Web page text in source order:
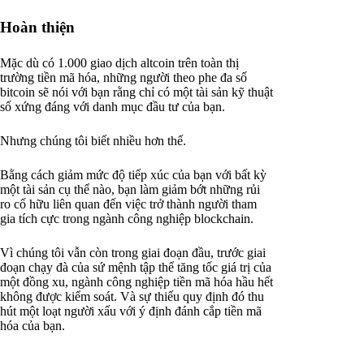
Hoàn thiện
Mặc dù có 1.000 giao dịch altcoin trên toàn thị
trường tiền mã hóa, những người theo phe đa số
bitcoin sẽ nói với bạn rằng chỉ có một tài sản kỹ thuật
số xứng đáng với danh mục đầu tư của bạn.
Nhưng chúng tôi biết nhiều hơn thế.
Bằng cách giảm mức độ tiếp xúc của bạn với bất kỳ
một tài sản cụ thể nào, bạn làm giảm bớt những rủi
ro cố hữu liên quan đến việc trở thành người tham
gia tích cực trong ngành công nghiệp blockchain.
Vì chúng tôi vẫn còn trong giai đoạn đầu, trước giai
đoạn chạy đà của sứ mệnh tập thể tăng tốc giá trị của
một đồng xu, ngành công nghiệp tiền mã hóa hầu hết
không được kiểm soát. Và sự thiếu quy định đó thu
hút một loạt người xấu với ý định đánh cắp tiền mã
hóa của bạn.